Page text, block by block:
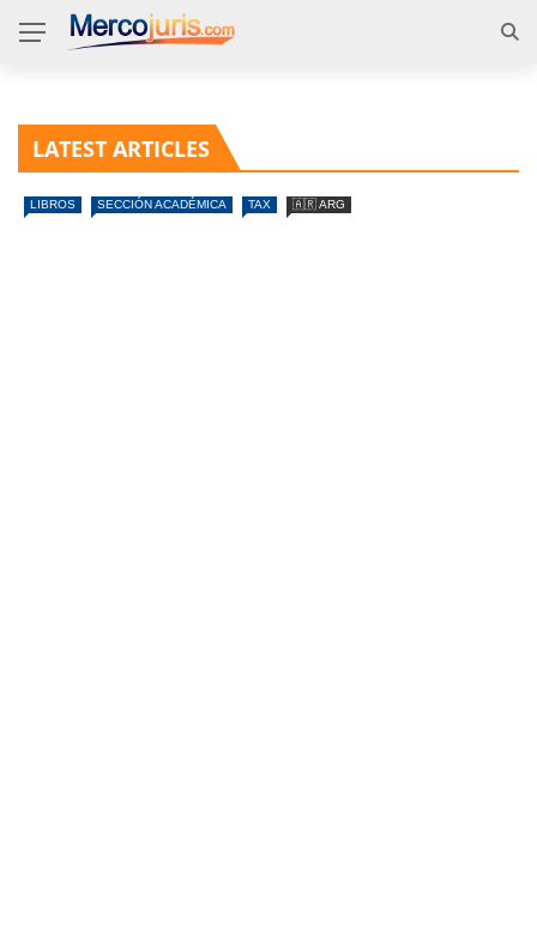
LATEST ARTICLES
LIBROS SECCIÓN ACADÉMICA TAX 🇦🇷 ARG